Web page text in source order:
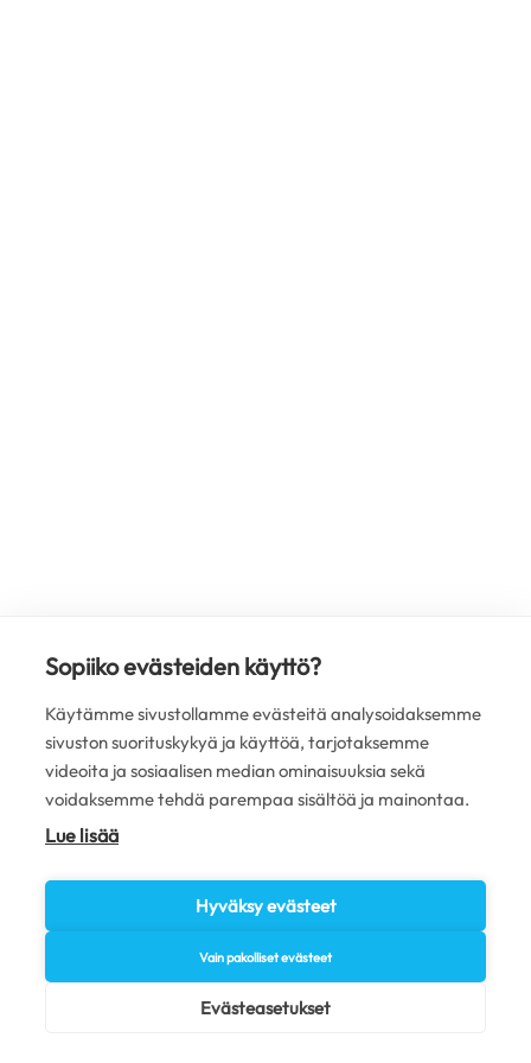
Sopiiko evästeiden käyttö?
Käytämme sivustollamme evästeitä analysoidaksemme
sivuston suorituskykyä ja käyttöä, tarjotaksemme
videoita ja sosiaalisen median ominaisuuksia sekä
voidaksemme tehdä parempaa sisältöä ja mainontaa.
Lue lisää
Hyväksy evästeet
Vain pakolliset evästeet
Evästeasetukset